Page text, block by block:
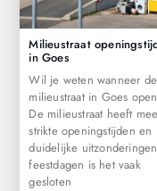
Milieustraat
in Goes
Wil je weten wanneer de
milieustraat in Goes
De milieustraat heeft
strikte openingstijden en
duidelijke
feestdagen is het vaak
gesloten